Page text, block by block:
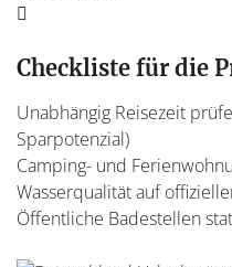
Checkliste für die
Unabhängig Reisezeit
Sparpotenzial)
Camping- und
Wasserqualität auf
Öffentliche Badestellen